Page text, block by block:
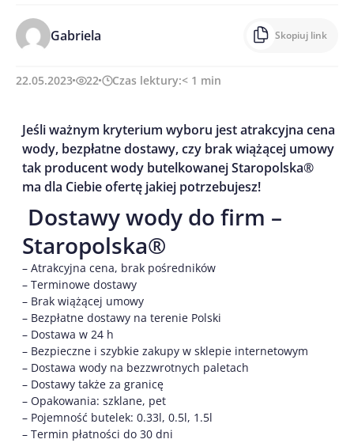
Gabriela Skopiuj link
22.05.2023 22 Czas lektury:< 1 min
Jeśli ważnym kryterium wyboru jest atrakcyjna cena
wody, bezpłatne dostawy, czy brak wiążącej umowy
tak producent wody butelkowanej Staropolska®
ma dla Ciebie ofertę jakiej potrzebujesz!
Dostawy wody do firm –
Staropolska®
– Atrakcyjna cena, brak pośredników
– Terminowe dostawy
– Brak wiążącej umowy
– Bezpłatne dostawy na terenie Polski
– Dostawa w 24 h
– Bezpieczne i szybkie zakupy w sklepie internetowym
– Dostawa wody na bezzwrotnych paletach
– Dostawy także za granicę
– Opakowania: szklane, pet
– Pojemność butelek: 0.33l, 0.5l, 1.5l
– Termin płatności do 30 dni